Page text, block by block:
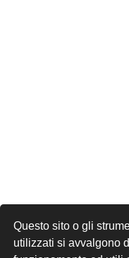
Questo sito o gli
utilizzati si avvalgono